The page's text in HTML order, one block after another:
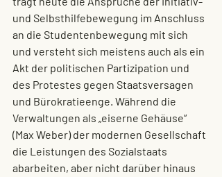
und Selbsthilfebewegung im Anschluss
an die Studentenbewegung mit sich
und versteht sich meistens auch als ein
Akt der politischen Partizipation und
des Protestes gegen Staatsversagen
und Bürokratieenge. Während die
Verwaltungen als „eiserne Gehäuse“
(Max Weber) der modernen Gesellschaft
die Leistungen des Sozialstaats
abarbeiten, aber nicht darüber hinaus